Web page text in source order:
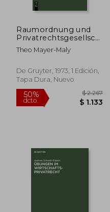
dcto. $ 1.496
Raumordnung und
Privatrechtsgesellschaft
(en Alemán)
Theo Mayer-Maly
De Gruyter, 1973, 1 Edición,
Tapa Dura, Nuevo